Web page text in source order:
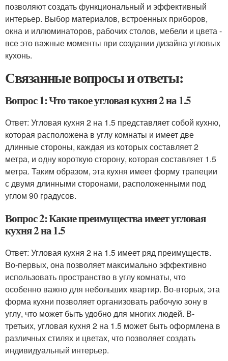
позволяют создать функциональный и эффективный
интерьер. Выбор материалов, встроенных приборов,
окна и иллюминаторов, рабочих столов, мебели и цвета -
все это важные моменты при создании дизайна угловых
кухонь.
Связанные вопросы и ответы:
Вопрос 1: Что такое угловая кухня 2 на 1.5
Ответ: Угловая кухня 2 на 1.5 представляет собой кухню,
которая расположена в углу комнаты и имеет две
длинные стороны, каждая из которых составляет 2
метра, и одну короткую сторону, которая составляет 1.5
метра. Таким образом, эта кухня имеет форму трапеции
с двумя длинными сторонами, расположенными под
углом 90 градусов.
Вопрос 2: Какие преимущества имеет угловая
кухня 2 на 1.5
Ответ: Угловая кухня 2 на 1.5 имеет ряд преимуществ.
Во-первых, она позволяет максимально эффективно
использовать пространство в углу комнаты, что
особенно важно для небольших квартир. Во-вторых, эта
форма кухни позволяет организовать рабочую зону в
углу, что может быть удобно для многих людей. В-
третьих, угловая кухня 2 на 1.5 может быть оформлена в
различных стилях и цветах, что позволяет создать
индивидуальный интерьер.